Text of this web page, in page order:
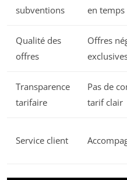
subventions
en temps
Qualité des
offres
Offres
Transparence
tarifaire
Pas de
tarif clair
Service client